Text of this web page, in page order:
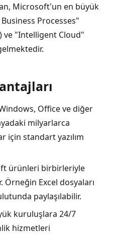
Microsoft'un en büyük
Processes"
ve "Intelligent Cloud"
Office ve diğer
milyarlarca
için standart yazılım
ürünleri birbirleriyle
Örneğin Excel dosyaları
paylaşılabilir.
kuruluşlara 24/7
hizmetleri